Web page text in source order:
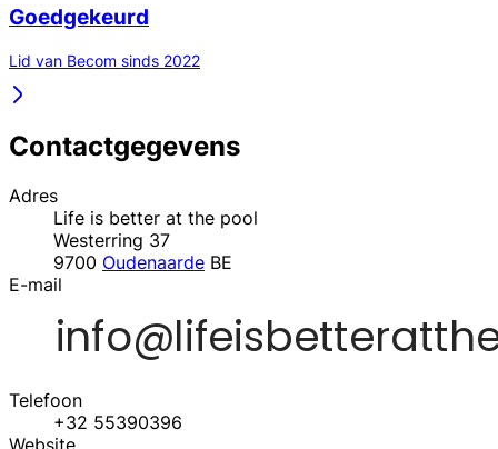
Goedgekeurd
Lid van Becom sinds 2022
Contactgegevens
Adres
Life is better at the pool
Westerring 37
9700 Oudenaarde BE
E-mail
Telefoon
+32 55390396
Website